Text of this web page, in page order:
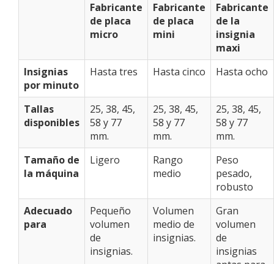
Fabricante
de placa
micro
Fabricante
de placa
mini
Fabricante
de la
insignia
maxi
Insignias
por minuto
Hasta tres Hasta cinco Hasta ocho
Tallas
disponibles
25, 38, 45,
58 y 77
mm.
25, 38, 45,
58 y 77
mm.
25, 38, 45,
58 y 77
mm.
Tamaño de
la máquina
Ligero
Rango
medio
Peso
pesado,
robusto
Adecuado
para
Pequeño
volumen
de
insignias.
Volumen
medio de
insignias.
Gran
volumen
de
insignias